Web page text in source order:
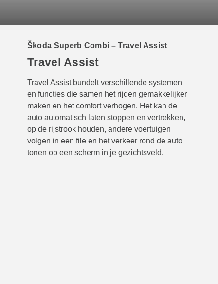
Škoda Superb Combi – Travel Assist
Travel Assist
Travel Assist bundelt verschillende systemen
en functies die samen het rijden gemakkelijker
maken en het comfort verhogen. Het kan de
auto automatisch laten stoppen en vertrekken,
op de rijstrook houden, andere voertuigen
volgen in een file en het verkeer rond de auto
tonen op een scherm in je gezichtsveld.